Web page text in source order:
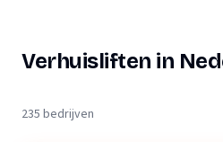
Verhuisliften in
235 bedrijven